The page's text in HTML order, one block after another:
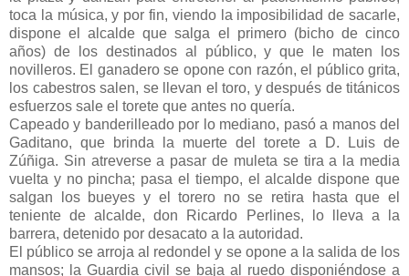
toca la música, y por fin, viendo la imposibilidad de sacarle,
dispone el alcalde que salga el primero (bicho de cinco
años) de los destinados al público, y que le maten los
novilleros. El ganadero se opone con razón, el público grita,
los cabestros salen, se llevan el toro, y después de titánicos
esfuerzos sale el torete que antes no quería.
Capeado y banderilleado por lo mediano, pasó a manos del
Gaditano, que brinda la muerte del torete a D. Luis de
Zúñiga. Sin atreverse a pasar de muleta se tira a la media
vuelta y no pincha; pasa el tiempo, el alcalde dispone que
salgan los bueyes y el torero no se retira hasta que el
teniente de alcalde, don Ricardo Perlines, lo lleva a la
barrera, detenido por desacato a la autoridad.
El público se arroja al redondel y se opone a la salida de los
mansos; la Guardia civil se baja al ruedo disponiéndose a